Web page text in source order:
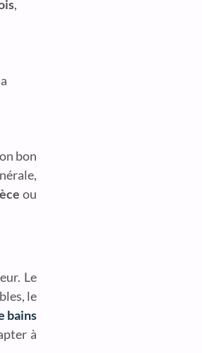
,
bon
ou
Le
le
bains
à